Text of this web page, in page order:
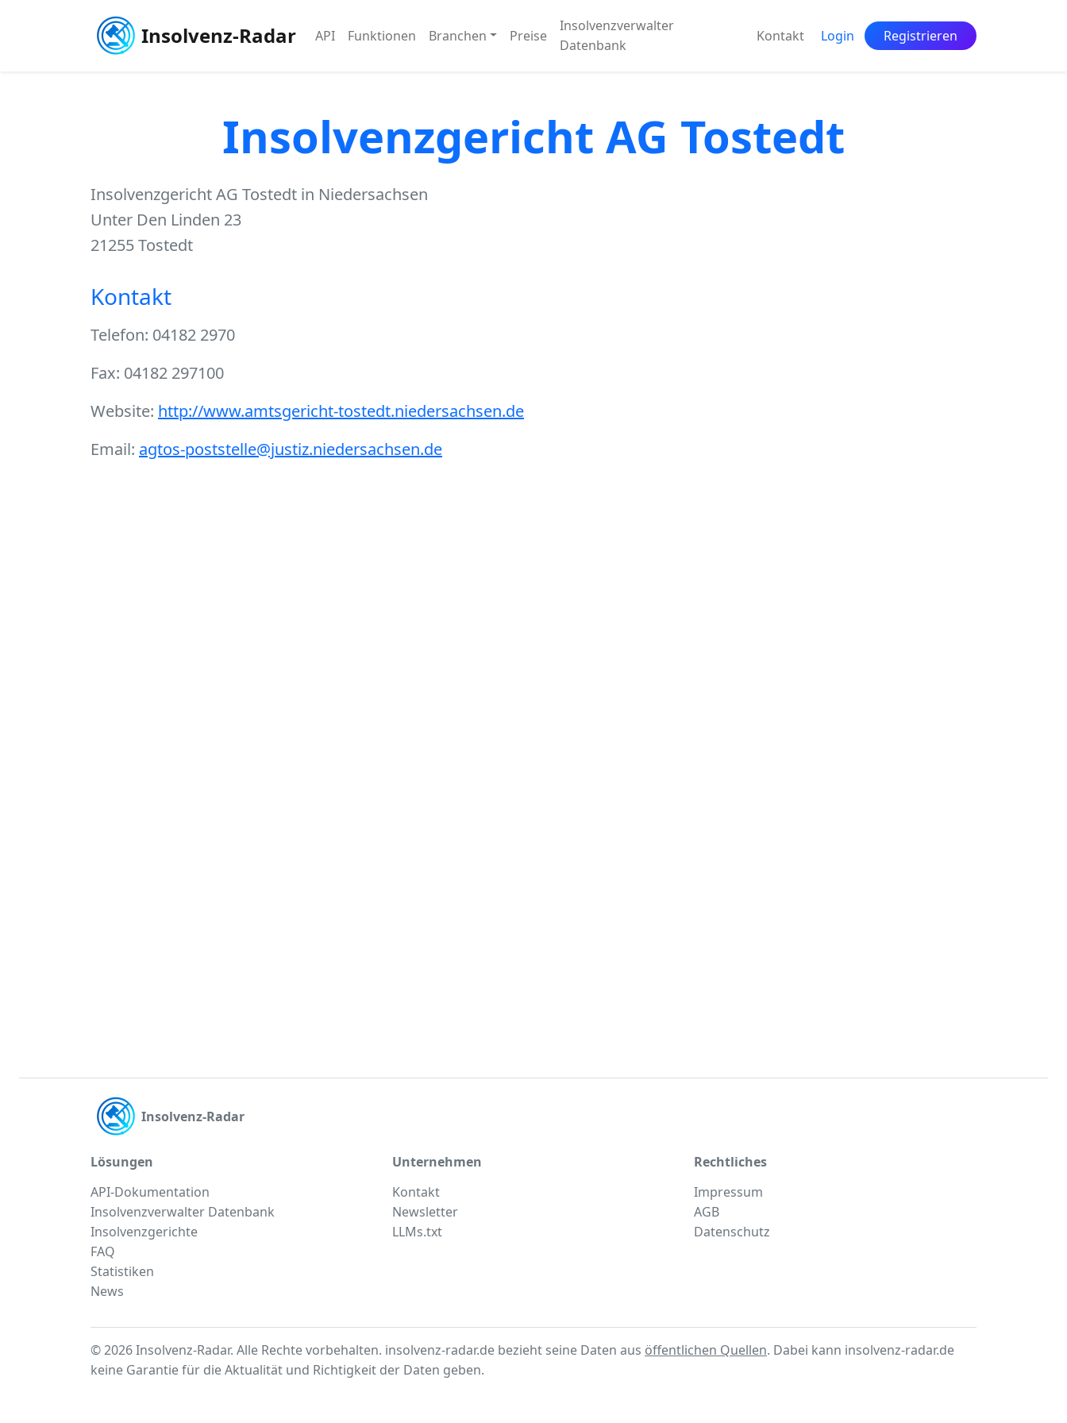
Insolvenz-Radar API Funktionen Branchen Preise
Insolvenzverwalter
Datenbank
Kontakt Login Registrieren
Insolvenzgericht AG Tostedt
Insolvenzgericht AG Tostedt in Niedersachsen
Unter Den Linden 23
21255 Tostedt
Kontakt
Telefon: 04182 2970
Fax: 04182 297100
Website: http://www.amtsgericht-tostedt.niedersachsen.de
Email: agtos-poststelle@justiz.niedersachsen.de
Insolvenz-Radar
Lösungen
API-Dokumentation
Insolvenzverwalter Datenbank
Insolvenzgerichte
FAQ
Statistiken
News
Unternehmen
Kontakt
Newsletter
LLMs.txt
Rechtliches
Impressum
AGB
Datenschutz
© 2026 Insolvenz-Radar. Alle Rechte vorbehalten. insolvenz-radar.de bezieht seine Daten aus öffentlichen Quellen. Dabei kann insolvenz-radar.de
keine Garantie für die Aktualität und Richtigkeit der Daten geben.